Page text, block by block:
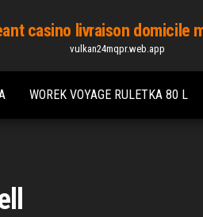
casino livraison domicile
vulkan24mqpr.web.app
WOREK VOYAGE RULETKA 80 L